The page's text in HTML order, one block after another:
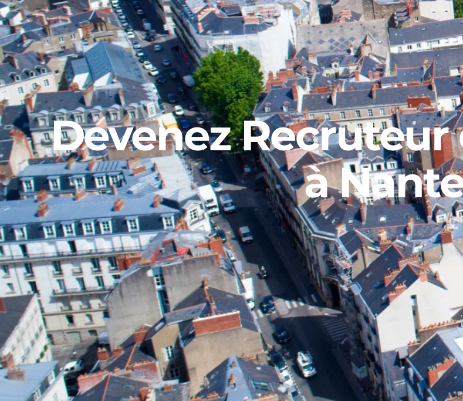
Devenez
à